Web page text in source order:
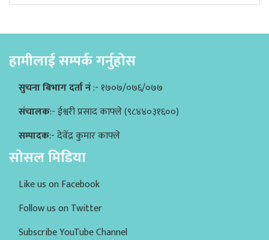
हामीलाई सम्पर्क गर्नुहोस
सुचना बिभाग दर्ता नं:- १७०७/०७६/०७७
संचालक:- ईश्वरी प्रसाद काफ्ले (९८४४०३१६००)
सम्पादक:- देवेंद्र कुमार काफ्ले
सोसल मिडिया
Like us on Facebook
Follow us on Twitter
Subscribe YouTube Channel